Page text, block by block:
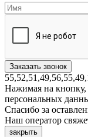
Нажимая на кнопку,
персональных
Спасибо за
Наш оператор
закрыть